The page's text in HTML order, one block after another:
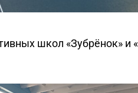
школ «Зубрёнок»